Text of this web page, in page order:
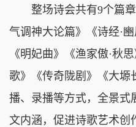
整场诗会共有9个篇章
气调神大论篇》《诗经·豳
《明妃曲》《渔家傲·秋
歌》《传奇陇剧》《大塬
播、录播等方式，全景式
文内涵，促进诗歌艺术创